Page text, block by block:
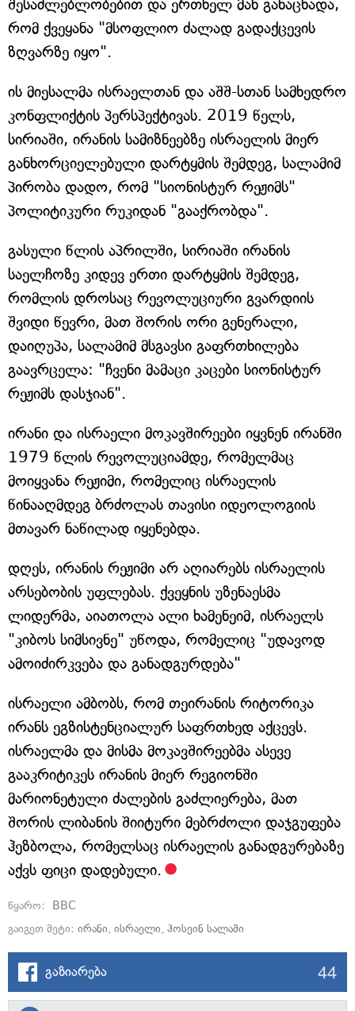
შესაძლებლობებით და ერთხელ მან განაცხადა,
რომ ქვეყანა "მსოფლიო ძალად გადაქცევის
ზღვარზე იყო".
ის მიესალმა ისრაელთან და აშშ-სთან სამხედრო
კონფლიქტის პერსპექტივას. 2019 წელს,
სირიაში, ირანის სამიზნეებზე ისრაელის მიერ
განხორციელებული დარტყმის შემდეგ, სალამიმ
პირობა დადო, რომ "სიონისტურ რეჟიმს"
პოლიტიკური რუკიდან "გააქრობდა".
გასული წლის აპრილში, სირიაში ირანის
საელჩოზე კიდევ ერთი დარტყმის შემდეგ,
რომლის დროსაც რევოლუციური გვარდიის
შვიდი წევრი, მათ შორის ორი გენერალი,
დაიღუპა, სალამიმ მსგავსი გაფრთხილება
გაავრცელა: "ჩვენი მამაცი კაცები სიონისტურ
რეჟიმს დასჯიან".
ირანი და ისრაელი მოკავშირეები იყვნენ ირანში
1979 წლის რევოლუციამდე, რომელმაც
მოიყვანა რეჟიმი, რომელიც ისრაელის
წინააღმდეგ ბრძოლას თავისი იდეოლოგიის
მთავარ ნაწილად იყენებდა.
დღეს, ირანის რეჟიმი არ აღიარებს ისრაელის
არსებობის უფლებას. ქვეყნის უზენაესმა
ლიდერმა, აიათოლა ალი ხამენეიმ, ისრაელს
"კიბოს სიმსივნე" უწოდა, რომელიც "უდავოდ
ამოიძირკვება და განადგურდება"
ისრაელი ამბობს, რომ თეირანის რიტორიკა
ირანს ეგზისტენციალურ საფრთხედ აქცევს.
ისრაელმა და მისმა მოკავშირეებმა ასევე
გააკრიტიკეს ირანის მიერ რეგიონში
მარიონეტული ძალების გაძლიერება, მათ
შორის ლიბანის შიიტური მებრძოლი დაჯგუფება
ჰეზბოლა, რომელსაც ისრაელის განადგურებაზე
აქვს ფიცი დადებული.
წყარო:
BBC
გაიგეთ მეტი: ირანი, ისრაელი, ჰოსეინ სალამი
გაზიარება 44